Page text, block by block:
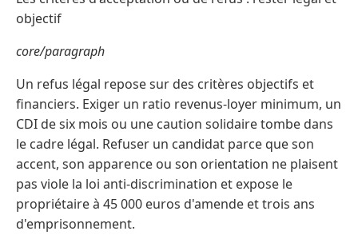
objectif
core/paragraph
Un refus légal repose sur des critères objectifs et
financiers. Exiger un ratio revenus-loyer minimum, un
CDI de six mois ou une caution solidaire tombe dans
le cadre légal. Refuser un candidat parce que son
accent, son apparence ou son orientation ne plaisent
pas viole la loi anti-discrimination et expose le
propriétaire à 45 000 euros d'amende et trois ans
d'emprisonnement.